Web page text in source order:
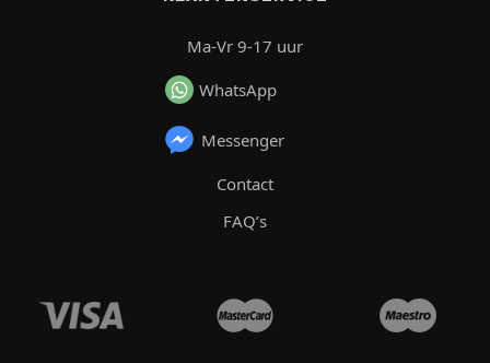
Ma-Vr 9-17 uur
WhatsApp
Messenger
Contact
FAQ’s